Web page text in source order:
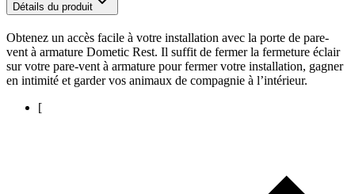
Détails du produit
Obtenez un accès facile à votre installation avec la porte de pare-
vent à armature Dometic Rest. Il suffit de fermer la fermeture éclair
sur votre pare-vent à armature pour fermer votre installation, gagner
en intimité et garder vos animaux de compagnie à l’intérieur.
[